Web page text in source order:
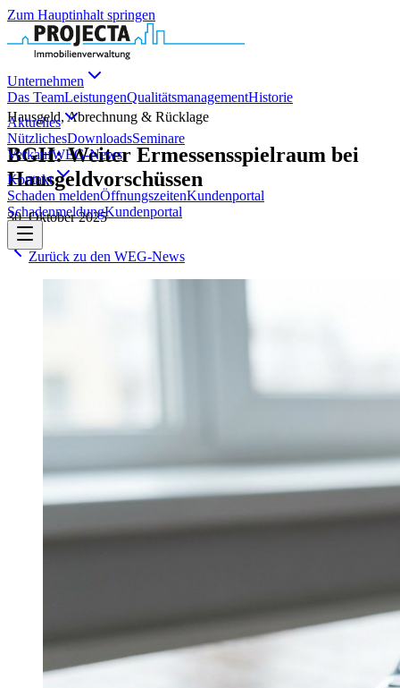
Zum Hauptinhalt springen
Unternehmen
Das TeamLeistungenQualitätsmanagementHistorie
Aktuelles
NützlichesDownloadsSeminare
VerkaufWEG-News
Kontakt
Schaden meldenÖffnungszeitenKundenportal
SchadenmeldungKundenportal
Hausgeld, Abrechnung & Rücklage
BGH: Weiter Ermessensspielraum bei
Hausgeldvorschüssen
30. Oktober 2025
Zurück zu den WEG-News